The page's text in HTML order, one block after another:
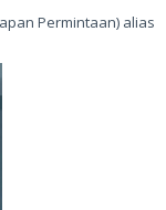
Permintaan) alias